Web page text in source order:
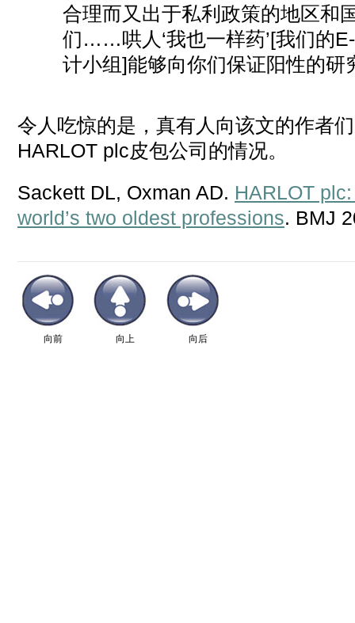
合理而又出于私利政策的地区和
们……哄人‘我也一样药’[我们的
计小组]能够向你们保证阳性的研
令人吃惊的是，真有人向该文的作者
HARLOT plc皮包公司的情况。
Sackett DL, Oxman AD. HARLOT
world’s two oldest professions. BMJ
向上
向前 向后